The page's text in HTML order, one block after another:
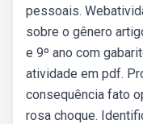
pessoais.
sobre o gênero
e 9º ano com
atividade em pdf.
consequência fato
rosa choque.